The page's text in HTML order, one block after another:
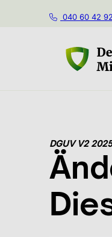
040 60 42
DGUV V2 2025